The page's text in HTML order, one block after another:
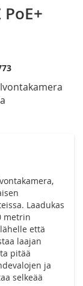
Laadukas
metrin
että
laajan
pitää
ja
selkeää